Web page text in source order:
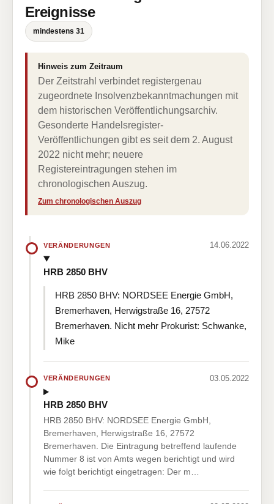
Ereignisse
mindestens 31
Hinweis zum Zeitraum
Der Zeitstrahl verbindet registergenau
zugeordnete Insolvenzbekanntmachungen mit
dem historischen Veröffentlichungsarchiv.
Gesonderte Handelsregister-
Veröffentlichungen gibt es seit dem 2. August
2022 nicht mehr; neuere
Registereintragungen stehen im
chronologischen Auszug.
Zum chronologischen Auszug
VERÄNDERUNGEN 14.06.2022
HRB 2850 BHV
HRB 2850 BHV: NORDSEE Energie GmbH,
Bremerhaven, Herwigstraße 16, 27572
Bremerhaven. Nicht mehr Prokurist: Schwanke,
Mike
VERÄNDERUNGEN 03.05.2022
HRB 2850 BHV
HRB 2850 BHV: NORDSEE Energie GmbH,
Bremerhaven, Herwigstraße 16, 27572
Bremerhaven. Die Eintragung betreffend laufende
Nummer 8 ist von Amts wegen berichtigt und wird
wie folgt berichtigt eingetragen: Der m…